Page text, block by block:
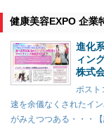
健康美容EXPO 企業
進化
ィン
株式
ポスト
速を余儀なくされたイ
がみえつつある・・・【